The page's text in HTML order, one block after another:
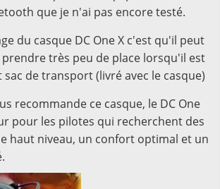
que je n'ai pas encore testé.
du casque DC One X c'est qu'il peut
très peu de place lorsqu'il est
de transport (livré avec le casque)
recommande ce casque, le DC One
pour les pilotes qui recherchent des
haut niveau, un confort optimal et un